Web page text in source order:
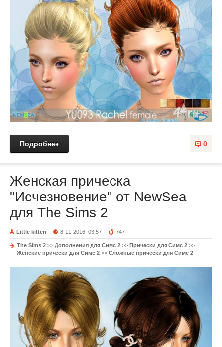
0
Подробнее
Женская прическа
"Исчезновение" от NewSea
для The Sims 2
Little kitten 8-11-2016, 03:57 747
The Sims 2 >> Дополнения для Симс 2 >> Прически для Симс 2 >>
Женские прически для Симс 2 >> Сложные причёски для Симс 2